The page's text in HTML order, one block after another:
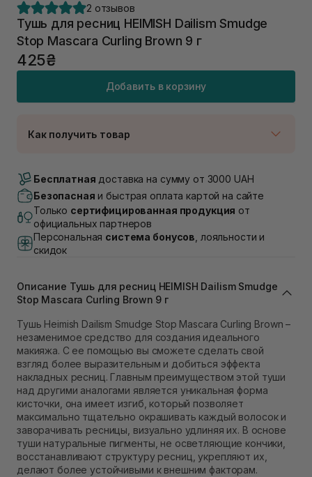
2 отзывов
Тушь для ресниц HEIMISH Dailism Smudge
Stop Mascara Curling Brown 9 г
425₴
Добавить в корзину
Как получить товар
В наличии
Самовывоз г. Луцк, Винниченка 4
Нет в наличии!
Самовывоз г. Львов, ул. Академика Подстригача,
1В (Duck's Lake)
Нет в наличии!
Самовывоз Львов (Ивана Франко 36)
Самовывоз г. Львов ул. Степана Бандеры 43
Нет в наличии!
Нет в наличии!
Самовывоз г. Ровно, ул. Кулика и Гудачека 23 (ТЦ
Экватор)
Нет в наличии!
Бесплатная доставка на сумму от 3000 UAH
Безопасная и быстрая оплата картой на сайте
Только сертифицированная продукция от
официальных партнеров
Персональная система бонусов , лояльности и
скидок
Описание Тушь для ресниц HEIMISH Dailism Smudge
Stop Mascara Curling Brown 9 г
Тушь Heimish Dailism Smudge Stop Mascara Curling Brown –
незаменимое средство для создания идеального
макияжа. С ее помощью вы сможете сделать свой
взгляд более выразительным и добиться эффекта
накладных ресниц. Главным преимуществом этой туши
над другими аналогами является уникальная форма
кисточки, она имеет изгиб, который позволяет
максимально тщательно окрашивать каждый волосок и
заворачивать ресницы, визуально удлиняя их. В основе
туши натуральные пигменты, не осветляющие кончики,
восстанавливают структуру ресниц, укрепляют их,
делают более устойчивыми к внешним факторам.